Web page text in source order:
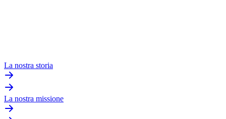
La nostra storia
La nostra missione